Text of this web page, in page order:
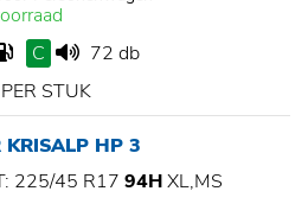
C
72 db
PER STUK
KRISALP HP 3
225/45 R17 94HXL,MS